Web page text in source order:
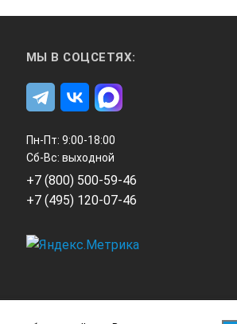
МЫ В СОЦСЕТЯХ:
Пн-Пт: 9:00-18:00
Сб-Вс: выходной
+7 (800) 500-59-46
+7 (495) 120-07-46